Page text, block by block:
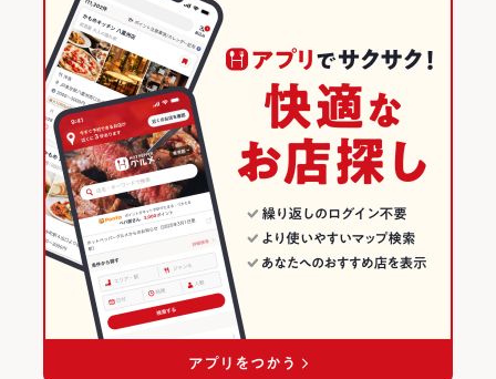
博多駅 × 和風
和食全般
博多 × 和食
博多 × 和食全般
博多駅 × 和食
博多駅 × 和食全般
博多駅（筑紫口・中央街） × 和食全般
福岡 × 居酒屋
福岡 × 和風
福岡 × 和食
福岡 × 和食全般
福岡の居酒屋ランキング
博多のグルメランキング
博多の居酒屋ランキング
博多駅（筑紫口・中央街）のグルメランキング
博多駅（筑紫口・中央街）の居酒屋ランキング